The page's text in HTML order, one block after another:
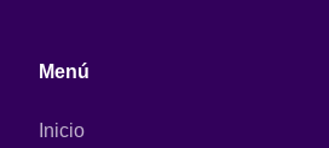
Menú
Inicio